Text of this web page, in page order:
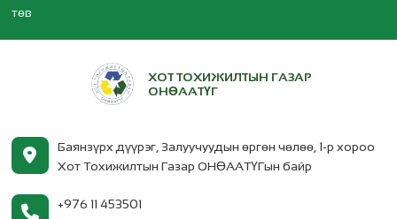
төв
ХОТ ТОХИЖИЛТЫН ГАЗАР
ОНӨААТҮГ
Баянзүрх дүүрэг, Залуучуудын өргөн чөлөө, 1-р хороо
Хот Тохижилтын Газар ОНӨААТҮГын байр
+976 11 453501